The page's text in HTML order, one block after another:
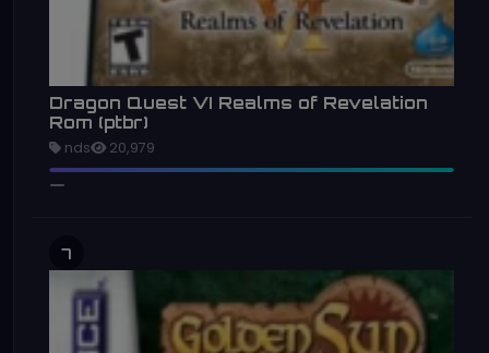
Dragon Quest VI Realms of Revelation
Rom (ptbr)
nds 20,979
7